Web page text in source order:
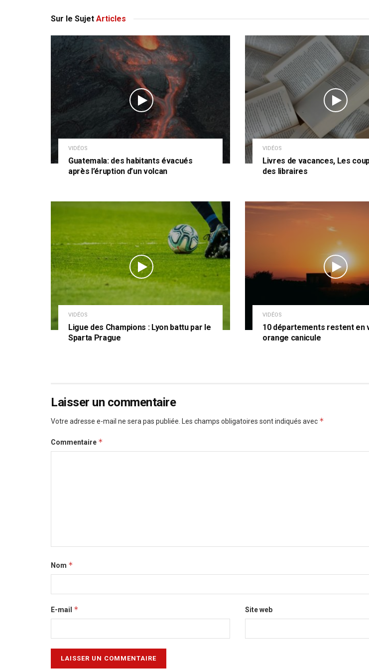
Sur le Sujet Articles
VIDÉOS
Guatemala: des habitants évacués
après l’éruption d’un volcan
VIDÉOS
Livres de vacances, Les
des libraires
VIDÉOS
Ligue des Champions : Lyon battu par le
Sparta Prague
VIDÉOS
10 départements restent en
orange canicule
Laisser un commentaire
Votre adresse e-mail ne sera pas publiée. Les champs obligatoires sont indiqués avec *
Commentaire *
Nom *
E-mail * Site web